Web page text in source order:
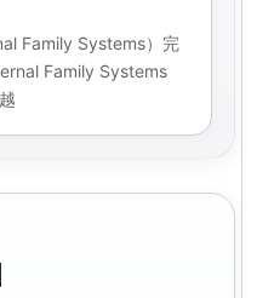
Family Systems）完
Family Systems